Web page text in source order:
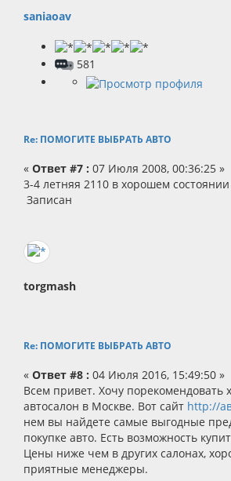
saniaoav
581
Re: ПОМОГИТЕ ВЫБРАТЬ АВТО
« Ответ #7 : 07 Июля 2008, 00:36:25 »
3-4 летняя 2110 в хорошем состоянии
Записан
torgmash
Re: ПОМОГИТЕ ВЫБРАТЬ АВТО
« Ответ #8 : 04 Июля 2016, 15:49:50 »
Всем привет. Хочу порекомендовать
автосалон в Москве. Вот сайт http://
нем вы найдете самые выгодные
покупке авто. Есть возможность
Цены ниже чем в других салонах,
приятные менеджеры.